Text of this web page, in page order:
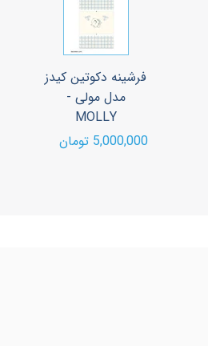
فرشینه دکوتین کیدز
مدل مولی -
MOLLY
5,000,000 تومان